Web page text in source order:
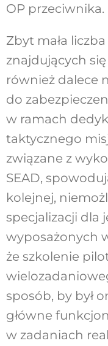
OP przeciwnika.
Zbyt mała
znajdujących
również dalece
do
w ramach
taktycznego
związane z
SEAD,
kolejnej,
specjalizacji dla
wyposażonych
że szkolenie
sposób, by był
główne
w zadaniach